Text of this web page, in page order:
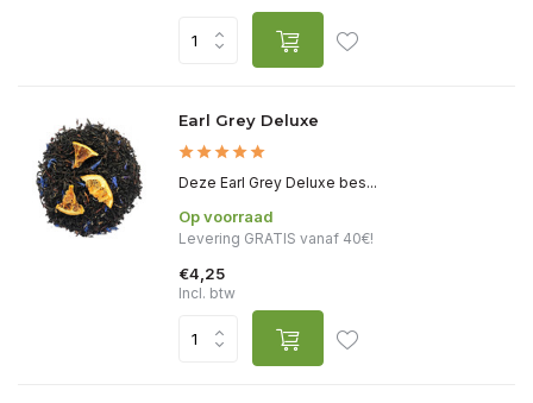
Earl Grey Deluxe
Deze Earl Grey Deluxe bes...
Op voorraad
Levering GRATIS vanaf 40€!
€4,25
Incl. btw